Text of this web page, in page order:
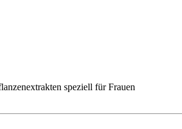
speziell für Frauen